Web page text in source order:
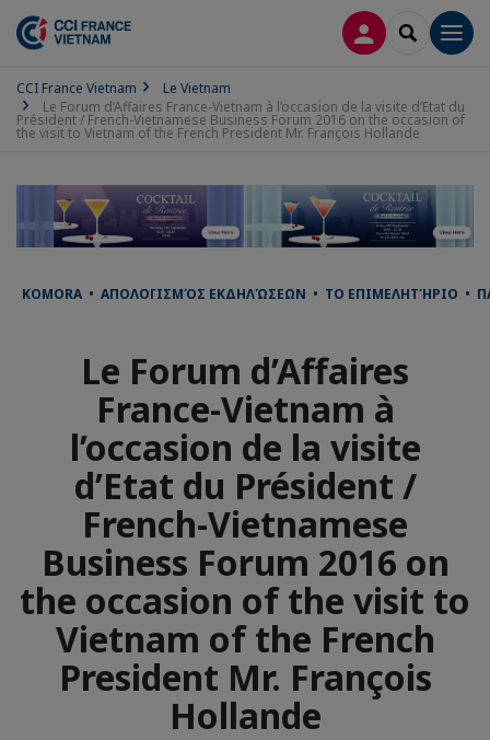
CONNEXION
CCI France Vietnam
Le Vietnam
Le Forum d’Affaires France-Vietnam à l’occasion de la visite d’Etat du
Président / French-Vietnamese Business Forum 2016 on the occasion of
the visit to Vietnam of the French President Mr. François Hollande
KOMORA • ΑΠΟΛΟΓΙΣΜΌΣ ΕΚΔΗΛΏΣΕΩΝ • ΤΟ ΕΠΙΜΕΛΗΤΉΡΙΟ • ПАЛАТА •
Le Forum d’Affaires
France-Vietnam à
l’occasion de la visite
d’Etat du Président /
French-Vietnamese
Business Forum 2016 on
the occasion of the visit to
Vietnam of the French
President Mr. François
Hollande